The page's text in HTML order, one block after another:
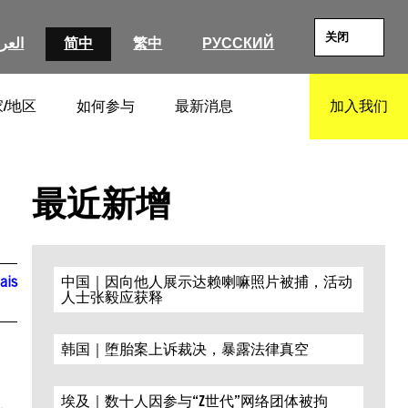
简中 繁中 РУССКИЙ 关闭
地区 如何参与 最新消息 加入我们
最近新增
中国｜因向他人展示达赖喇嘛照片被捕，活动
人士张毅应获释
韩国｜堕胎案上诉裁决，暴露法律真空
埃及｜数十人因参与“Z世代”网络团体被拘